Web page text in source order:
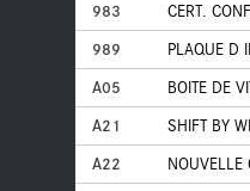
983
CERT.
989
PLAQUE D
A05
BOITE DE
A21
SHIFT BY
A22
NOUVELLE